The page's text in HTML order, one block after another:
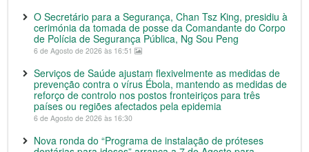
O Secretário para a Segurança, Chan Tsz King, presidiu à
cerimónia da tomada de posse da Comandante do Corpo
de Polícia de Segurança Pública, Ng Sou Peng
6 de Agosto de 2026 às 16:51
Serviços de Saúde ajustam flexivelmente as medidas de
prevenção contra o vírus Ébola, mantendo as medidas de
reforço de controlo nos postos fronteiriços para três
países ou regiões afectados pela epidemia
6 de Agosto de 2026 às 16:30
Nova ronda do “Programa de instalação de próteses